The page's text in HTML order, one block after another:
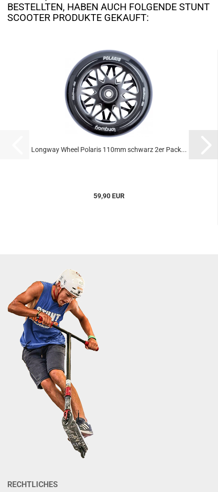
BESTELLTEN, HABEN AUCH FOLGENDE STUNT
SCOOTER PRODUKTE GEKAUFT:
Longway Wheel Polaris 110mm schwarz 2er Pack...
59,90 EUR
RECHTLICHES